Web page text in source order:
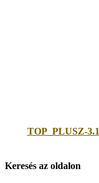
TOP_PLUSZ-
Keresés az oldalon